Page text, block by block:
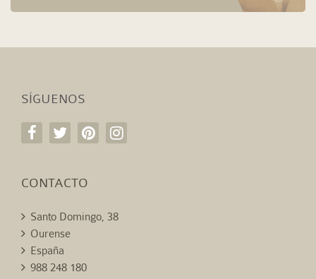
SÍGUENOS
CONTACTO
Santo Domingo, 38
Ourense
España
988 248 180